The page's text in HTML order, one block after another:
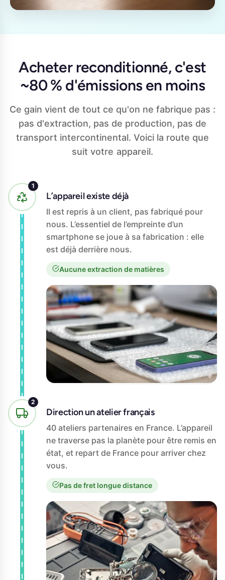
Acheter reconditionné, c'est
~80 % d'émissions en moins
Ce gain vient de tout ce qu'on ne fabrique pas :
pas d'extraction, pas de production, pas de
transport intercontinental. Voici la route que
suit votre appareil.
L’appareil existe déjà
Il est repris à un client, pas fabriqué pour
nous. L’essentiel de l’empreinte d’un
smartphone se joue à sa fabrication : elle
est déjà derrière nous.
Aucune extraction de matières
Direction un atelier français
40 ateliers partenaires en France. L’appareil
ne traverse pas la planète pour être remis en
état, et repart de France pour arriver chez
vous.
Pas de fret longue distance